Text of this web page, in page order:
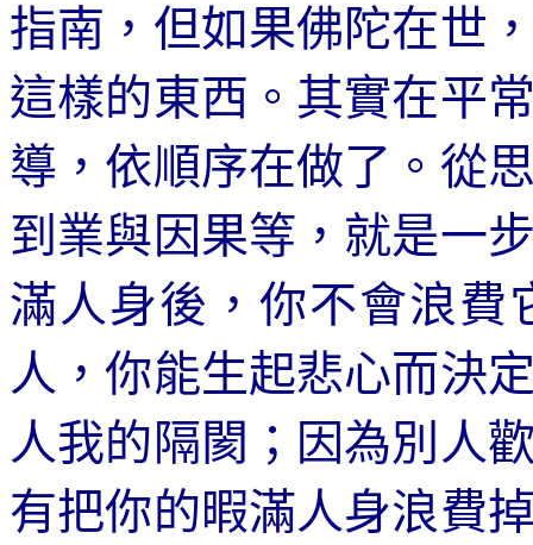
指南，但如果佛陀在世
這樣的東西。其實在平
導，依順序在做了。從
到業與因果等，就是一
滿人身後，你不會浪費
人，你能生起悲心而決
人我的隔閡；因為別人
有把你的暇滿人身浪費